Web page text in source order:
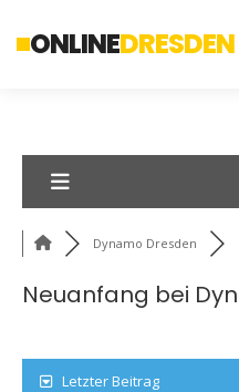
ONLINEDRESDEN
Dynamo Dresden
Neuanfang bei
Letzter Beitrag